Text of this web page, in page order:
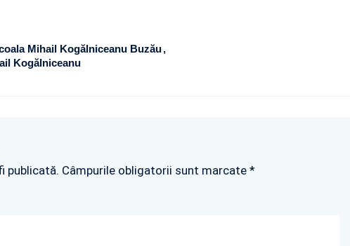
Mihail Kogălniceanu Buzău
Kogălniceanu
publicată. Câmpurile obligatorii sunt marcate *